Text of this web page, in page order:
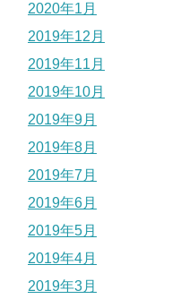
2020年1月
2019年12月
2019年11月
2019年10月
2019年9月
2019年8月
2019年7月
2019年6月
2019年5月
2019年4月
2019年3月